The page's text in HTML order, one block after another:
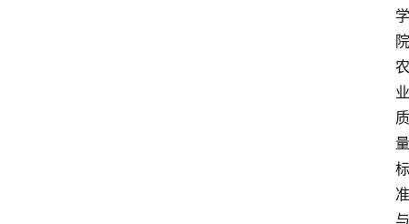
学
院
农
业
质
量
标
准
与